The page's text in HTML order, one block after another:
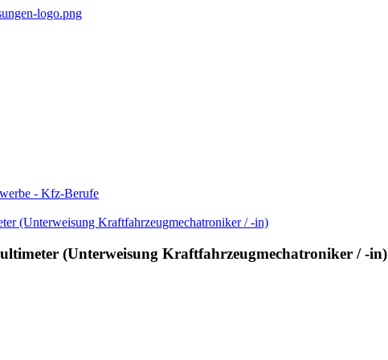
- Kfz-Berufe
(Unterweisung Kraftfahrzeugmechatroniker / -in)